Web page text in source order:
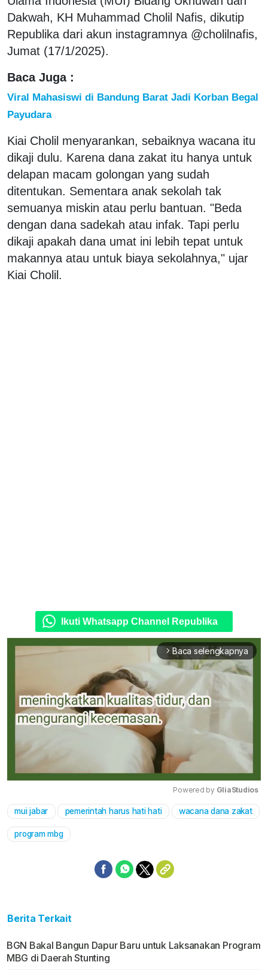
Dakwah, KH Muhammad Cholil Nafis, dikutip
Republika dari akun instagramnya @cholilnafis,
Jumat (17/1/2025).
Baca Juga :
Viral Mahasiswi di Bandung Barat Jadi Korban Begal
Payudara
Kiai Cholil menyarankan, sebaiknya wacana itu
dikaji dulu. Karena dana zakat itu hanya untuk
delapan macam golongan yang sudah
ditentukan. Sementara anak sekolah tak
semuanya miskin atau perlu bantuan. "Beda
dengan dana sadekah atau infak. Tapi perlu
dikaji apakah dana umat ini lebih tepat untuk
makannya atau untuk biaya sekolahnya," ujar
Kiai Cholil.
Ikuti Whatsapp Channel Republika
arrow_forward_ios Baca selengkapnya
Mute
Powered by GliaStudios
mui jabar pemerintah harus hati hati wacana dana zakat
program mbg
Berita Terkait
BGN Bakal Bangun Dapur Baru untuk Laksanakan Program
MBG di Daerah Stunting